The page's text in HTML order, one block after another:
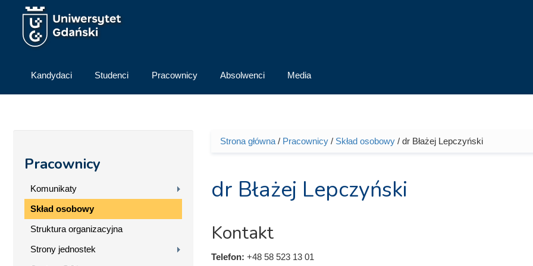
Przejdź do treści
Kandydaci Studenci Pracownicy Absolwenci Media
Pracownicy
Komunikaty
Skład osobowy
Struktura organizacyjna
Strony jednostek
Jesteś tutaj
Strona główna/ Pracownicy/ Skład osobowy/ dr Błażej Lepczyński
dr Błażej Lepczyński
Kontakt
Telefon: +48 58 523 13 01